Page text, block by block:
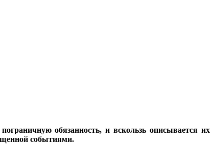
обязанность, и вскользь описывается их
событиями.